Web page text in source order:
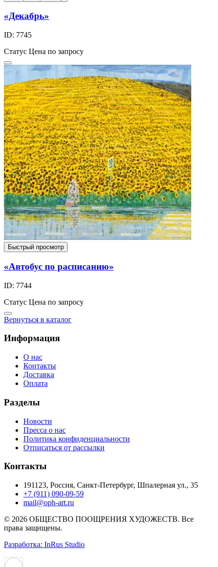
«Декабрь»
ID: 7745
Статус Цена по запросу
Быстрый просмотр
«Автобус по расписанию»
ID: 7744
Статус Цена по запросу
Вернуться в каталог
Информация
О нас
Контакты
Доставка
Оплата
Разделы
Новости
Пресса о нас
Политика конфиденциальности
Отписаться от рассылки
Контакты
191123, Россия, Санкт-Петербург, Шпалерная ул., 35
+7 (911) 090-09-59
mail@oph-art.ru
© 2026 ОБЩЕСТВО ПООЩРЕНИЯ ХУДОЖЕСТВ. Все
права защищены.
Разработка: InRus Studio